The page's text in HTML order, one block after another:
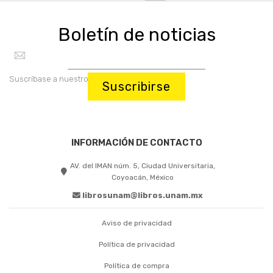
Boletín de noticias
Suscríbase a nuestro boletín:
Suscribirse
INFORMACIÓN DE CONTACTO
AV. del IMAN núm. 5, Ciudad Universitaria,
Coyoacán, México
librosunam@libros.unam.mx
Aviso de privacidad
Política de privacidad
Política de compra